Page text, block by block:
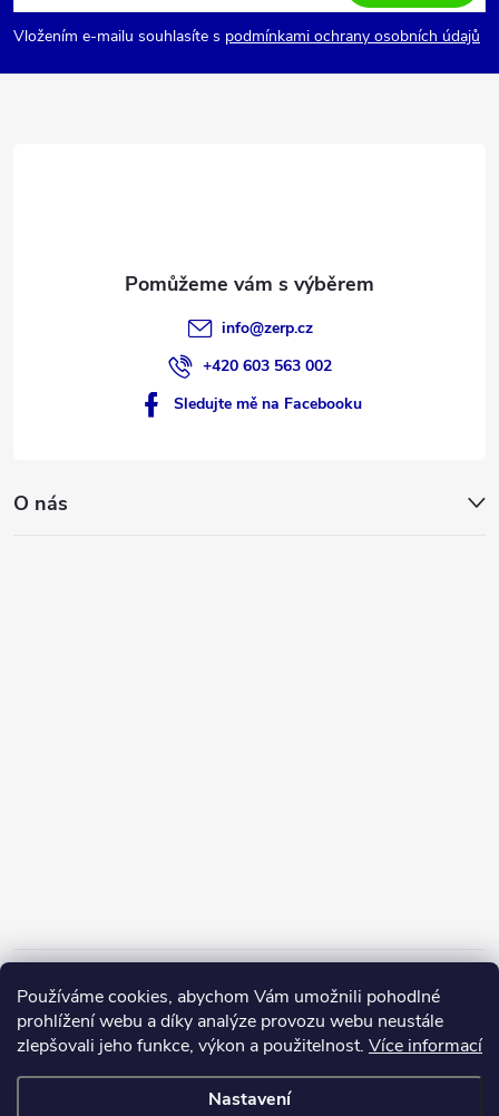
Používáme cookies, abychom Vám umožnili pohodlné
prohlížení webu a díky analýze provozu webu neustále
zlepšovali jeho funkce, výkon a použitelnost. Více informací
Nastavení
p
a
Vložením e-mailu souhlasíte s podmínkami ochrany osobních údajů
info@zerp.cz
+420 603 563 002
Sledujte mě na Facebooku
O nás